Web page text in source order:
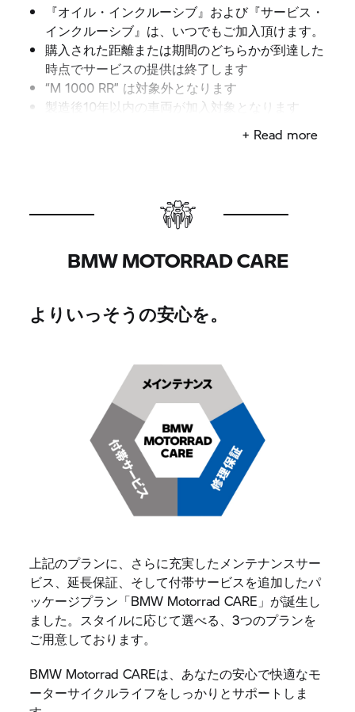
『オイル・インクルーシブ』および『サービス・
インクルーシブ』は、いつでもご加入頂けます。
購入された距離または期間のどちらかが到達した
時点でサービスの提供は終了します
“M 1000 RR” は対象外となります
製造後10年以内の車両が加入対象となります
+ Read more
BMW MOTORRAD CARE
よりいっそうの安心を。
上記のプランに、さらに充実したメンテナンスサー
ビス、延長保証、そして付帯サービスを追加したパ
ッケージプラン「BMW Motorrad CARE」が誕生し
ました。スタイルに応じて選べる、3つのプランを
ご用意しております。
BMW Motorrad CAREは、あなたの安心で快適なモ
ーターサイクルライフをしっかりとサポートしま